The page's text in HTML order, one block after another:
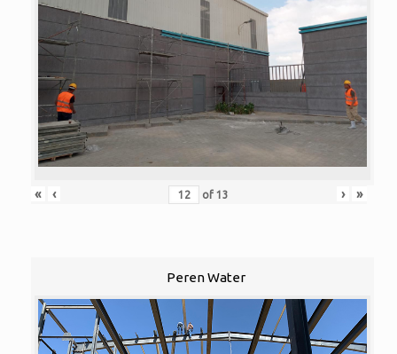
« ‹ of 13 › »
Peren Water